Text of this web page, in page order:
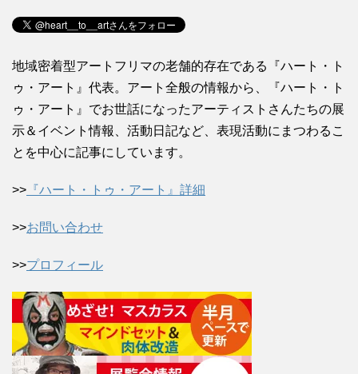
地域密着型アートフリマの老舗的存在である『ハート・ト
ゥ・アート』代表。アート全般の情報から、『ハート・ト
ゥ・アート』でお世話になったアーティストさんたちの展
示＆イベント情報、活動日記など、表現活動にまつわるこ
とを中心に記事にしています。
>> 『ハート・トゥ・アート』詳細
>>お問い合わせ
>>プロフィール